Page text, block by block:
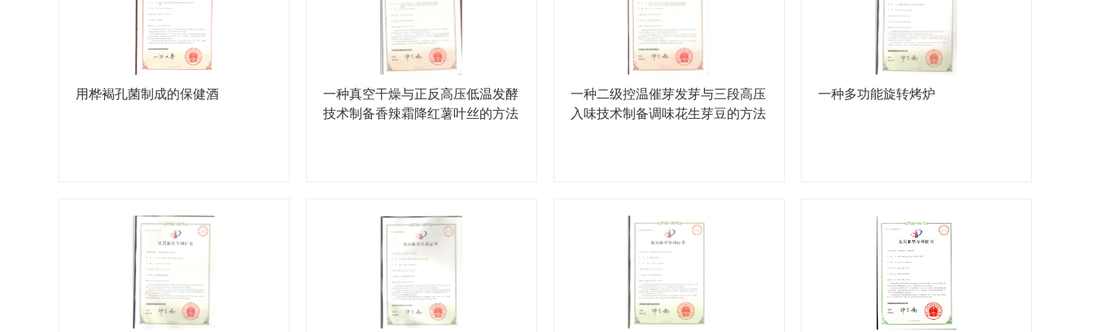
用桦褐孔菌制成的保健酒
一种真空干燥与正反高压低温发酵
技术制备香辣霜降红薯叶丝的方法
一种二级控温催芽发芽与三段高压
入味技术制备调味花生芽豆的方法
一种多功能旋转烤炉